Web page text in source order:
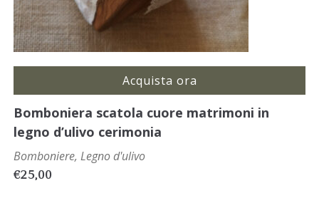
Acquista ora
Bomboniera scatola cuore matrimoni in
legno d’ulivo cerimonia
Bomboniere, Legno d'ulivo
€25,00